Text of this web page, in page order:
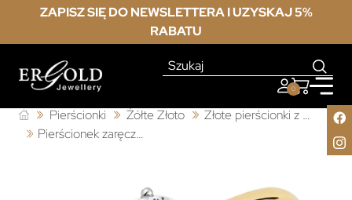
ZAPISZ SIĘ DO NEWSLETTERA I UZYSKAJ 5%
RABATU
0
Pierścionki Żółte Złoto
Złote pierścionki z cyrkonią
Pierścionek zaręczynowy klasyczny cyrkonia pr. 585